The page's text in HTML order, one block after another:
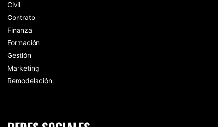
Civil
Contrato
Finanza
Formación
Gestión
Marketing
Remodelación